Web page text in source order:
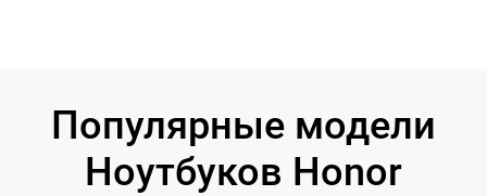
Популярные модели
Ноутбуков Honor